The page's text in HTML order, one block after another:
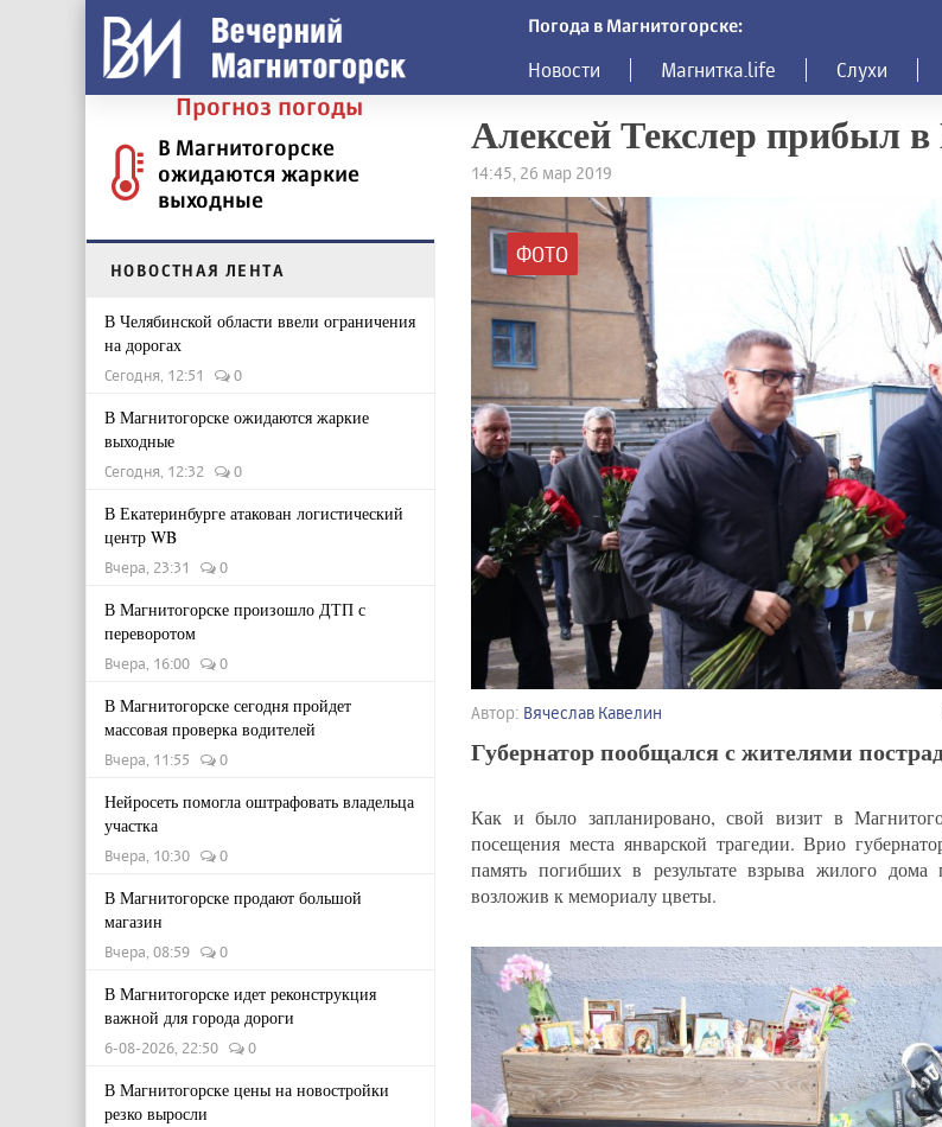
Погода в Магнитогорске:
Новости Магнитка.life Слухи
Прогноз погоды
В Магнитогорске
ожидаются жаркие
выходные
НОВОСТНАЯ ЛЕНТА
В Челябинской области ввели ограничения
на дорогах
Сегодня, 12:51 0
В Магнитогорске ожидаются жаркие
выходные
Сегодня, 12:32 0
В Екатеринбурге атакован логистический
центр WB
Вчера, 23:31 0
В Магнитогорске произошло ДТП с
переворотом
Вчера, 16:00 0
В Магнитогорске сегодня пройдет
массовая проверка водителей
Вчера, 11:55 0
Нейросеть помогла оштрафовать владельца
участка
Вчера, 10:30 0
В Магнитогорске продают большой
магазин
Вчера, 08:59 0
В Магнитогорске идет реконструкция
важной для города дороги
6-08-2026, 22:50 0
В Магнитогорске цены на новостройки
резко выросли
Алексей Текслер прибыл
14:45, 26 мар 2019
ФОТО
Автор: Вячеслав Кавелин
Губернатор пообщался с жителями
Как и было запланировано, свой визит в
посещения места январской трагедии. Врио
память погибших в результате взрыва жилого дома
возложив к мемориалу цветы.